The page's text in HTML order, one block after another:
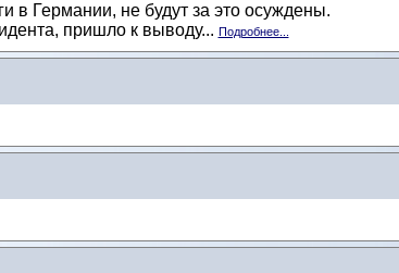
в Германии, не будут за это осуждены.
пришло к выводу... Подробнее...